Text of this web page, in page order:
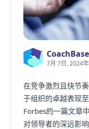
CoachBase
7月 7日, 2024年
在竞争激烈且快节
于组织的卓越表现
Forbes的一篇文章
对领导者的深远影